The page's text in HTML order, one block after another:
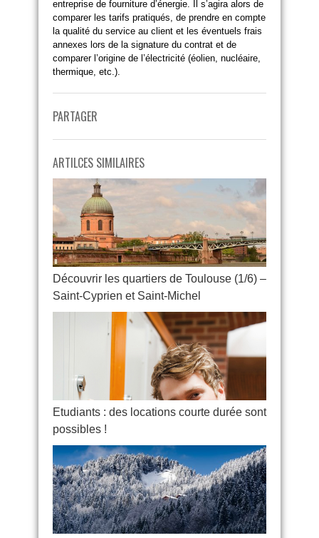
entreprise de fourniture d’énergie. Il s’agira alors de
comparer les tarifs pratiqués, de prendre en compte
la qualité du service au client et les éventuels frais
annexes lors de la signature du contrat et de
comparer l’origine de l’électricité (éolien, nucléaire,
thermique, etc.).
PARTAGER
ARTILCES SIMILAIRES
Découvrir les quartiers de Toulouse (1/6) –
Saint-Cyprien et Saint-Michel
Etudiants : des locations courte durée sont
possibles !